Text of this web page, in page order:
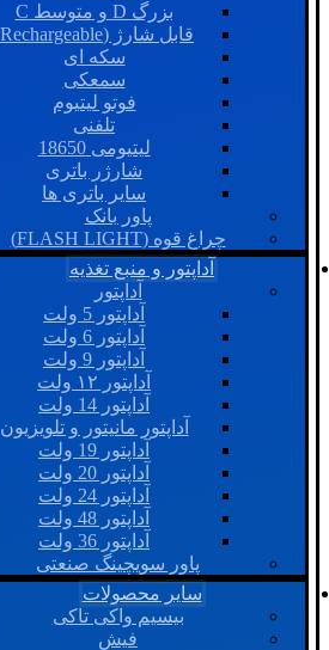
بزرگ D و متوسط C
قابل شارژ (Rechargeable)
سکه ای
سمعکی
فوتو لیتیوم
تلفنی
لیتیومی 18650
شارژر باتری
سایر باتری ها
پاور بانک
چراغ قوه (FLASH LIGHT)
آداپتور و منبع تغذیه
آداپتور
آداپتور 5 ولت
آداپتور 6 ولت
آداپتور 9 ولت
آداپتور ۱۲ ولت
آداپتور 14 ولت
آداپتور مانیتور و تلویزیون
آداپتور 19 ولت
آداپتور 20 ولت
آداپتور 24 ولت
آداپتور 48 ولت
آداپتور 36 ولت
پاور سویچینگ صنعتی
سایر محصولات
بیسیم واکی تاکی
فیش